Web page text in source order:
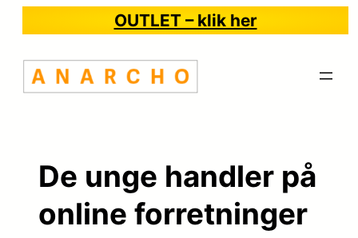
indhold
OUTLET – klik her
De unge handler på
online forretninger